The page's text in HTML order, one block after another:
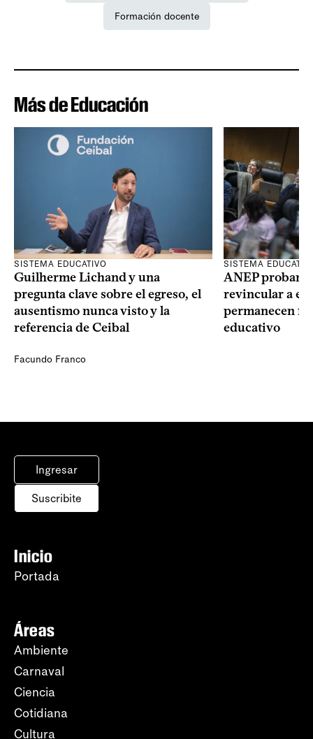
Formación docente
Más de Educación
SISTEMA EDUCATIVO
Guilherme Lichand y una
pregunta clave sobre el egreso, el
ausentismo nunca visto y la
referencia de Ceibal
Facundo Franco
SISTEMA
ANEP probará
revincular a
permanecen
educativo
Ingresar
Suscribite
Inicio
Portada
Áreas
Ambiente
Carnaval
Ciencia
Cotidiana
Cultura